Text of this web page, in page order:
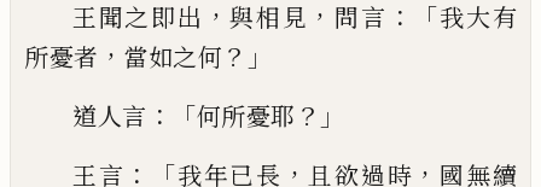
王聞之即出 ，與相見 ， 問言 ：「我大有
所憂者 ， 當如之何 ？」
道人言 ：「何所憂耶 ？」
王言 ：「我年已長 ， 且欲過時 ， 國無續